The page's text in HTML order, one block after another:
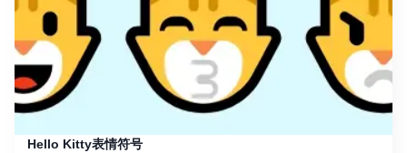
Hello Kitty表情符号